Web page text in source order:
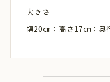
大きさ
幅20㎝：高さ17㎝：奥